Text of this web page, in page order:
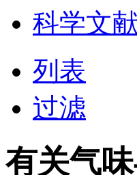
科学文
列表
过滤
有关气